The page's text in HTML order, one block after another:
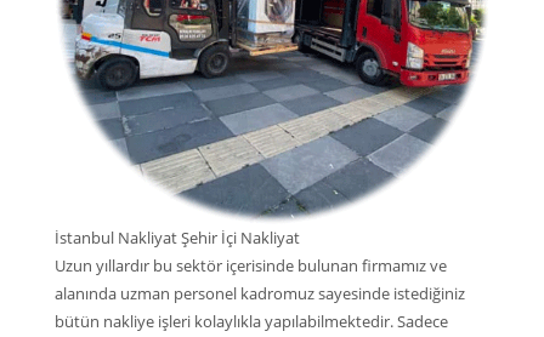
İstanbul Nakliyat Şehir İçi Nakliyat
Uzun yıllardır bu sektör içerisinde bulunan firmamız ve
alanında uzman personel kadromuz sayesinde istediğiniz
bütün nakliye işleri kolaylıkla yapılabilmektedir. Sadece